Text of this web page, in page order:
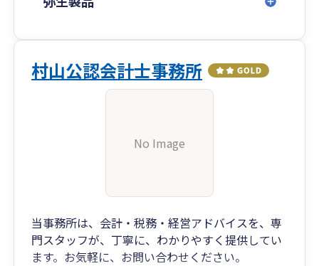
職員共々研鑽につとめ、クライアントの皆様に本
村山公認会計士事務所
No Image
当事務所は、会計・税務・経営アドバイスを、専
門スタッフが、丁寧に、わかりやすく提供してい
ます。お気軽に、お問い合わせください。